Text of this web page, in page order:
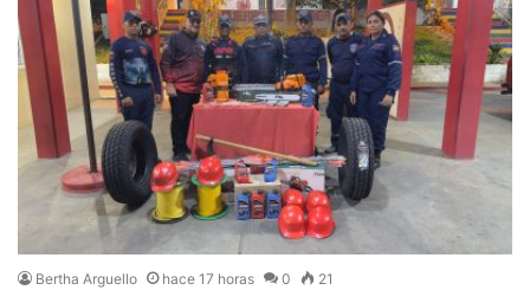
Bertha Arguello hace 17 horas 0 21